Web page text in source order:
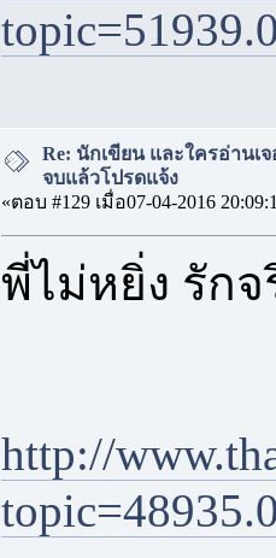
Re: นักเขียน และใครอ่านเ
จบแล้วโปรดแจ้ง
«ตอบ #129 เมื่อ07-04-2016
พี่ไม่หยิ่ง รัก
http://